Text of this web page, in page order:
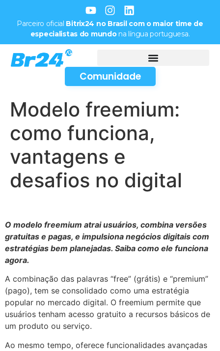
Parceiro oficial Bitrix24 no Brasil com o maior time de
especialistas do mundona língua portuguesa.
Comunidade
Modelo freemium:
como funciona,
vantagens e
desafios no digital
O modelo freemium atrai usuários, combina versões
gratuitas e pagas, e impulsiona negócios digitais com
estratégias bem planejadas. Saiba como ele funciona
agora.
A combinação das palavras “free” (grátis) e “premium”
(pago), tem se consolidado como uma estratégia
popular no mercado digital. O freemium permite que
usuários tenham acesso gratuito a recursos básicos de
um produto ou serviço.
Ao mesmo tempo, oferece funcionalidades avançadas